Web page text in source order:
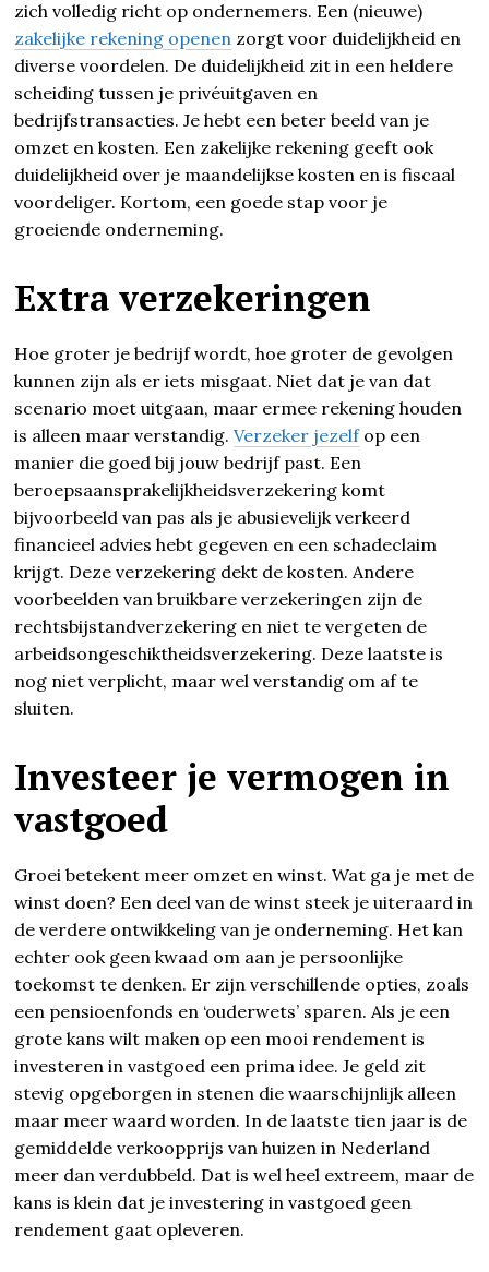
zich volledig richt op ondernemers. Een (nieuwe)
zakelijke rekening openen zorgt voor duidelijkheid en
diverse voordelen. De duidelijkheid zit in een heldere
scheiding tussen je privéuitgaven en
bedrijfstransacties. Je hebt een beter beeld van je
omzet en kosten. Een zakelijke rekening geeft ook
duidelijkheid over je maandelijkse kosten en is fiscaal
voordeliger. Kortom, een goede stap voor je
groeiende onderneming.
Extra verzekeringen
Hoe groter je bedrijf wordt, hoe groter de gevolgen
kunnen zijn als er iets misgaat. Niet dat je van dat
scenario moet uitgaan, maar ermee rekening houden
is alleen maar verstandig.Verzeker jezelfop een
manier die goed bij jouw bedrijf past. Een
beroepsaansprakelijkheidsverzekering komt
bijvoorbeeld van pas als je abusievelijk verkeerd
financieel advies hebt gegeven en een schadeclaim
krijgt. Deze verzekering dekt de kosten. Andere
voorbeelden van bruikbare verzekeringen zijn de
rechtsbijstandverzekering en niet te vergeten de
arbeidsongeschiktheidsverzekering. Deze laatste is
nog niet verplicht, maar wel verstandig om af te
sluiten.
Investeer je vermogen in
vastgoed
Groei betekent meer omzet en winst. Wat ga je met de
winst doen? Een deel van de winst steek je uiteraard in
de verdere ontwikkeling van je onderneming. Het kan
echter ook geen kwaad om aan je persoonlijke
toekomst te denken. Er zijn verschillende opties, zoals
een pensioenfonds en ‘ouderwets’ sparen. Als je een
grote kans wilt maken op een mooi rendement is
investeren in vastgoed een prima idee. Je geld zit
stevig opgeborgen in stenen die waarschijnlijk alleen
maar meer waard worden. In de laatste tien jaar is de
gemiddelde verkoopprijs van huizen in Nederland
meer dan verdubbeld. Dat is wel heel extreem, maar de
kans is klein dat je investering in vastgoed geen
rendement gaat opleveren.